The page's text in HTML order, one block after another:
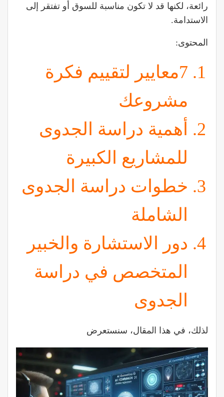
رائعة، لكنها قد لا تكون مناسبة للسوق أو تفتقر إلى
الاستدامة.
المحتوى:
7معايير لتقييم فكرة
مشروعك
أهمية دراسة الجدوى
للمشاريع الكبيرة
خطوات دراسة الجدوى
الشاملة
دور الاستشارة والخبير
المتخصص في دراسة
الجدوى
لذلك، في هذا المقال، سنستعرض